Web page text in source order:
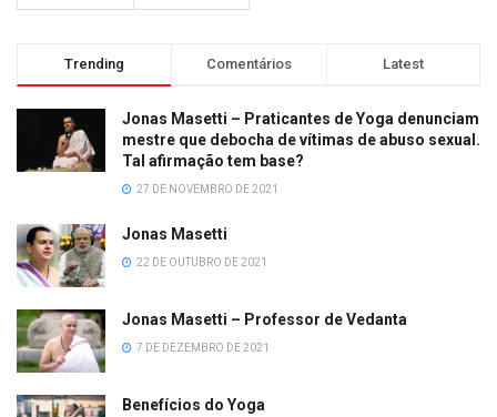
Trending Comentários Latest
Jonas Masetti – Praticantes de Yoga denunciam
mestre que debocha de vítimas de abuso sexual.
Tal afirmação tem base?
27 DE NOVEMBRO DE 2021
Jonas Masetti
22 DE OUTUBRO DE 2021
Jonas Masetti – Professor de Vedanta
7 DE DEZEMBRO DE 2021
Benefícios do Yoga